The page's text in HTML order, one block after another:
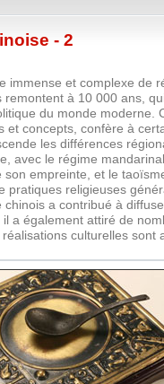
- 2
immense et complexe de
à 10 000 ans,
du monde moderne.
et concepts, confère à
les différences
avec le régime
empreinte, et le
pratiques religieuses
a contribué à
a également attiré de
culturelles sont